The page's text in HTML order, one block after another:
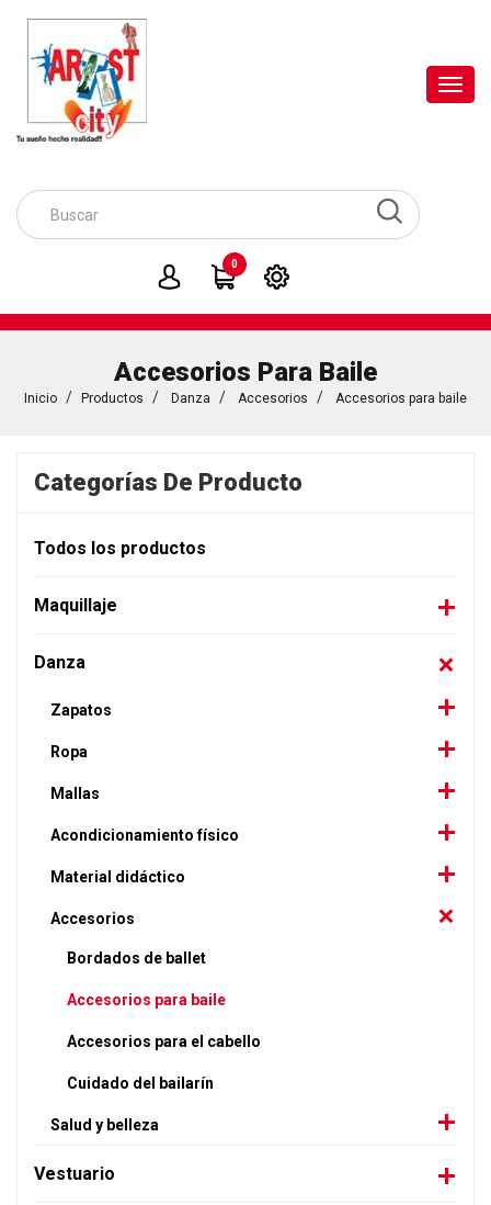
0
Accesorios Para Baile
Inicio Productos Danza Accesorios Accesorios para baile
Categorías De Producto
Todos los productos
Maquillaje
Danza
Zapatos
Ropa
Mallas
Acondicionamiento físico
Material didáctico
Accesorios
Bordados de ballet
Accesorios para baile
Accesorios para el cabello
Cuidado del bailarín
Salud y belleza
Vestuario